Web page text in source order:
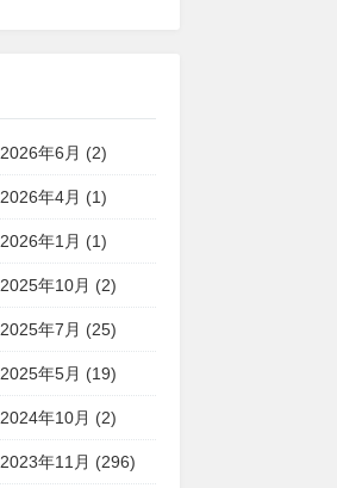
2026年6月 (2)
2026年4月 (1)
2026年1月 (1)
2025年10月 (2)
2025年7月 (25)
2025年5月 (19)
2024年10月 (2)
2023年11月 (296)